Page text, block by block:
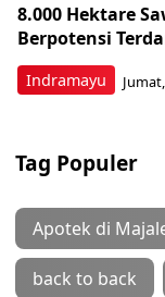
Indramayu
8.000 Hektare
Berpotensi
Tag Populer
Apotek di
back to back